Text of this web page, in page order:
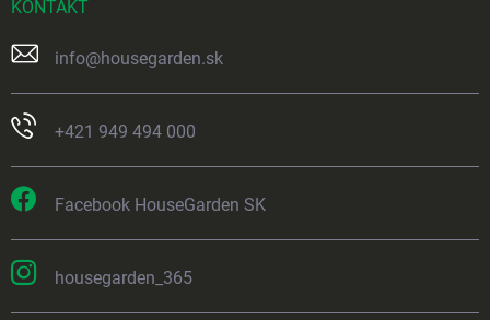
KONTAKT
info@housegarden.sk
+421 949 494 000
Facebook HouseGarden SK
housegarden_365